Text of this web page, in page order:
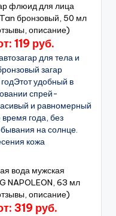
флюид для лица
бронзовый, 50 мл
описание)
119 руб.
для тела и
загар
удобный в
спрей-
и равномерный
года, без
на солнце.
кожа
вода мужская
NAPOLEON, 63 мл
описание)
319 руб.